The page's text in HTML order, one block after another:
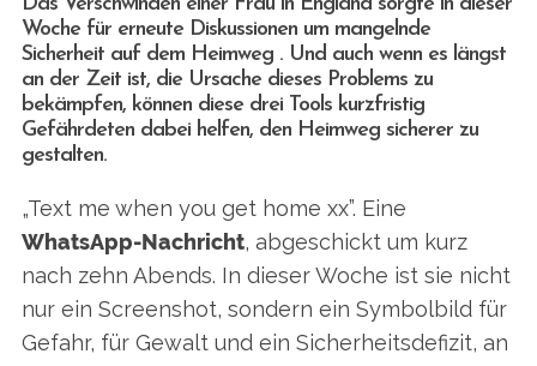
Woche für erneute Diskussionen um mangelnde
Sicherheit auf dem Heimweg . Und auch wenn es längst
an der Zeit ist, die Ursache dieses Problems zu
bekämpfen, können diese drei Tools kurzfristig
Gefährdeten dabei helfen, den Heimweg sicherer zu
gestalten.
„Text me when you get home xx”. Eine
WhatsApp-Nachricht, abgeschickt um kurz
nach zehn Abends. In dieser Woche ist sie nicht
nur ein Screenshot, sondern ein Symbolbild für
Gefahr, für Gewalt und ein Sicherheitsdefizit, an